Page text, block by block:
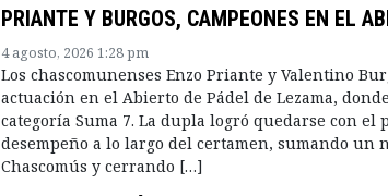
PRIANTE Y BURGOS, CAMPEONES EN EL
4 agosto, 2026 1:28 pm
Los chascomunenses Enzo Priante y Valentino
actuación en el Abierto de Pádel de Lezama,
categoría Suma 7. La dupla logró quedarse con
desempeño a lo largo del certamen, sumando un
Chascomús y cerrando […]